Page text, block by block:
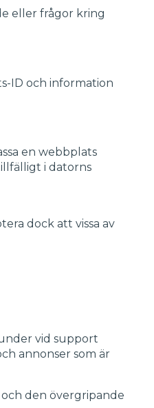
eller frågor kring
ID och information
en webbplats
i datorns
dock att vissa av
vid support
annonser som är
den övergripande